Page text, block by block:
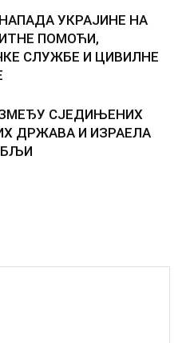
УКРАЈИНЕ НА
ПОМОЋИ,
СЛУЖБЕ И ЦИВИЛНЕ
СЈЕДИЊЕНИХ
ДРЖАВА И ИЗРАЕЛА